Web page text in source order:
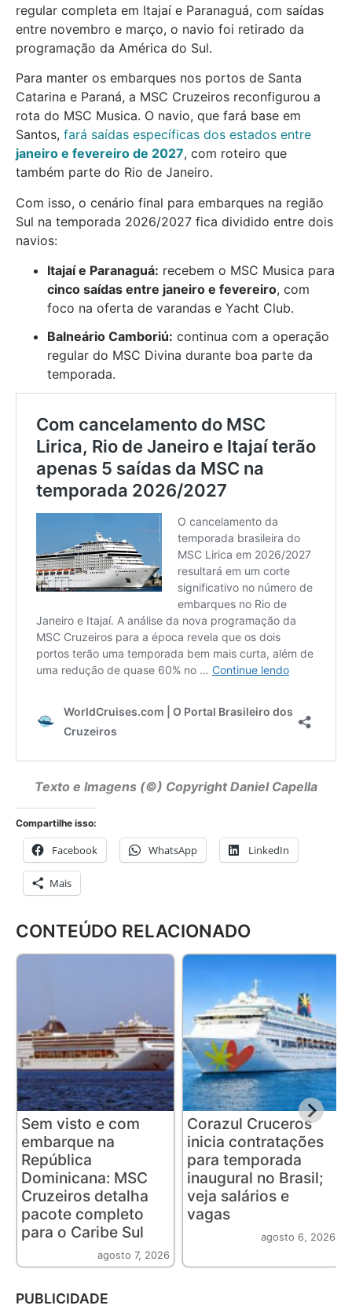
regular completa em Itajaí e Paranaguá, com saídas
entre novembro e março, o navio foi retirado da
programação da América do Sul.
Para manter os embarques nos portos de Santa
Catarina e Paraná, a MSC Cruzeiros reconfigurou a
rota do MSC Musica. O navio, que fará base em
Santos, fará saídas específicas dos estados entre
janeiro e fevereiro de 2027, com roteiro que
também parte do Rio de Janeiro.
Com isso, o cenário final para embarques na região
Sul na temporada 2026/2027 fica dividido entre dois
navios:
Itajaí e Paranaguá: recebem o MSC Musica para
cinco saídas entre janeiro e fevereiro, com
foco na oferta de varandas e Yacht Club.
Balneário Camboriú: continua com a operação
regular do MSC Divina durante boa parte da
temporada.
Texto e Imagens (©) CopyrightDaniel Capella
Compartilhe isso:
Facebook WhatsApp LinkedIn
Mais
CONTEÚDO RELACIONADO
Sem visto e com
embarque na
República
Dominicana: MSC
Cruzeiros detalha
pacote completo
para o Caribe Sul
agosto 7, 2026
Corazul Cruceros
inicia contratações
para temporada
inaugural no Brasil;
veja salários e
vagas
agosto 6, 2026
PUBLICIDADE